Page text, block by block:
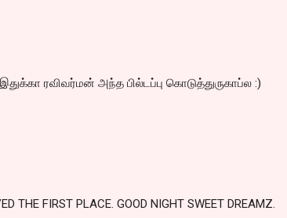
ரவிவர்மன் அந்த பில்டப்பு கொடுத்துருகாப்ல :)
THE FIRST PLACE. GOOD NIGHT SWEET DREAMZ.